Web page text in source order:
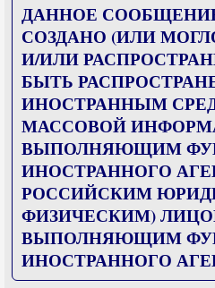
ДАННОЕ
СОЗДАНО (ИЛИ
И/ИЛИ
БЫТЬ
ИНОСТРАННЫМ
МАССОВОЙ
ВЫПОЛНЯЮЩИМ
ИНОСТРАННОГО
РОССИЙСКИМ
ФИЗИЧЕСКИМ)
ВЫПОЛНЯЮЩИМ
ИНОСТРАННОГО